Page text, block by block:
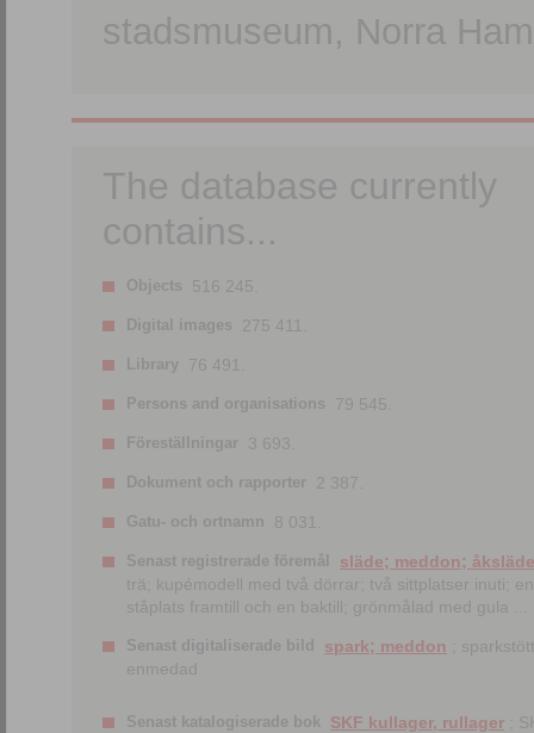
stadsmuseum, Norra
The database currently
contains...
Objects 516 245.
Digital images 275 411.
Library 76 491.
Persons and organisations 79 545.
Föreställningar 3 693.
Dokument och rapporter 2 387.
Gatu- och ortnamn 8 031.
Senast registrerade föremål
släde; meddon; åksläde
trä; kupémodell med två dörrar; två sittplatser inuti; en
ståplats framtill och en baktill; grönmålad med gula ...
Senast digitaliserade bild spark; meddon ;
enmedad
Senast katalogiserade bok SKF kullager, rullager ;